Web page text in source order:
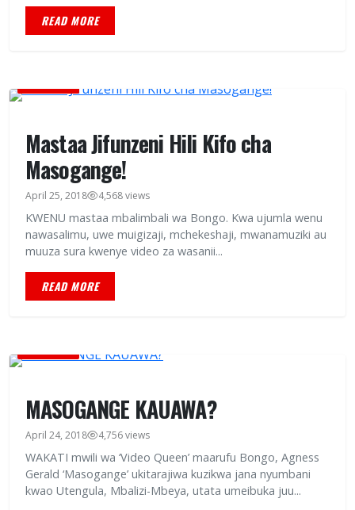
READ MORE
Mastaa Jifunzeni Hili Kifo cha
Masogange!
April 25, 2018 4,568 views
KWENU mastaa mbalimbali wa Bongo. Kwa ujumla wenu
nawasalimu, uwe muigizaji, mchekeshaji, mwanamuziki au
muuza sura kwenye video za wasanii...
READ MORE
MASOGANGE KAUAWA?
April 24, 2018 4,756 views
WAKATI mwili wa ‘Video Queen’ maarufu Bongo, Agness
Gerald ‘Masogange’ ukitarajiwa kuzikwa jana nyumbani
kwao Utengula, Mbalizi-Mbeya, utata umeibuka juu...